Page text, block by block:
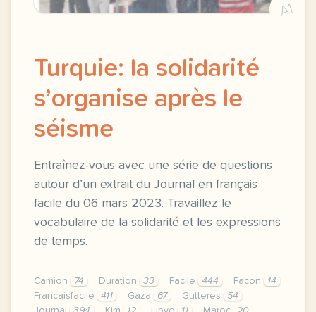
A1
Turquie: la solidarité
s’organise après le
séisme
Entraînez-vous avec une série de questions
autour d’un extrait du Journal en français
facile du 06 mars 2023. Travaillez le
vocabulaire de la solidarité et les expressions
de temps.
Camion 74 Duration 33 Facile 444 Facon
14
Francaisfacile
411 Gaza 67 Gutteres
54